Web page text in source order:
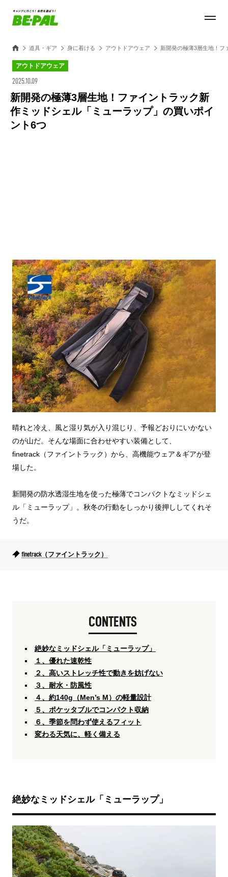
道具・ギア 身に着ける アウトドアウェア 新開発の極薄3層生地！フ
アウトドアウェア
2025.10.09
新開発の極薄3層生地！ファイントラック新
作ミッドシェル「ミューラップ」の買いポイ
ント6つ
晴れと冷え、風と湿り気が入り混じり、予報どおりにいかない
のが山だ。そんな場面に合わせやすい装備として、
finetrack（ファイントラック）から、高機能ウェア＆ギアが登
場した。
新開発の防水透湿生地を使った極薄でコンパクトなミッドシェ
ル「ミューラップ」。秋冬の行動をしっかり後押ししてくれそ
うだ。
finetrack（ファイントラック）
CONTENTS
絶妙なミッドシェル「ミューラップ」
１、優れた速乾性
２、高いストレッチ性で動きを妨げない
３、耐水・防風性
４、約140g（Men’s M）の軽量設計
５、ポケッタブルでコンパクト収納
６、季節を問わず使えるフィット
変わる天気に、軽く備える
絶妙なミッドシェル「ミューラップ」